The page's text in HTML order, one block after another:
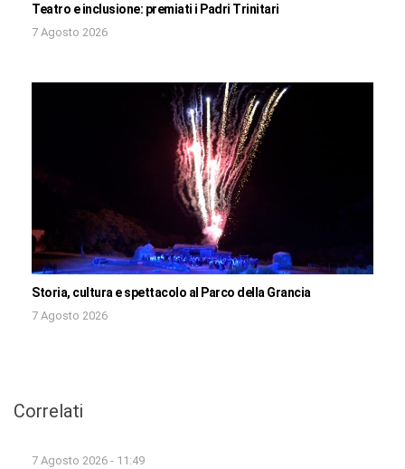
Teatro e inclusione: premiati i Padri Trinitari
7 Agosto 2026
Storia, cultura e spettacolo al Parco della Grancia
7 Agosto 2026
Correlati
7 Agosto 2026 - 11:49